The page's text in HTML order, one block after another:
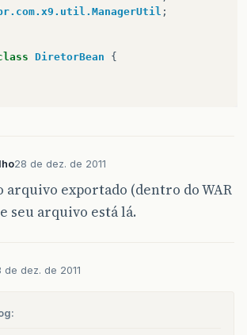
;
DiretorBean
{
28 de dez. de 2011
arquivo exportado (dentro do WAR
seu arquivo está lá.
de dez. de 2011